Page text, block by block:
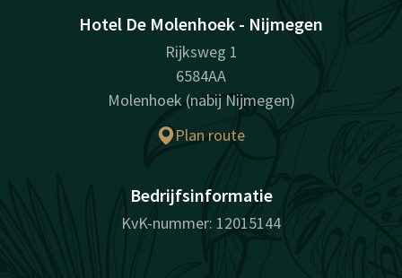
Hotel De Molenhoek - Nijmegen
Rijksweg 1
6584AA
Molenhoek (nabij Nijmegen)
Plan route
Bedrijfsinformatie
KvK-nummer: 12015144